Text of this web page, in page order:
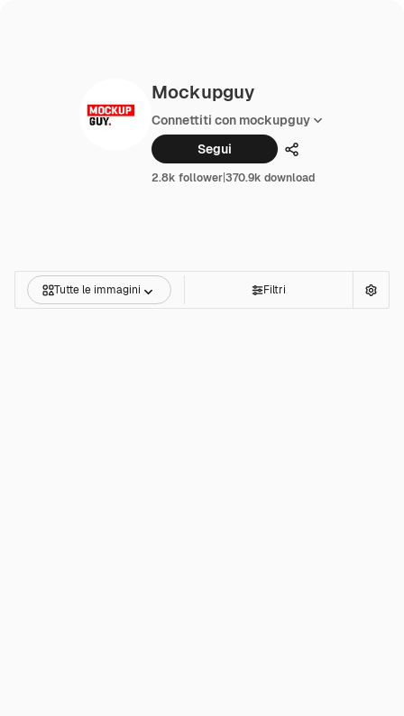
Mockupguy
Connettiti con mockupguy
Segui
Condividi
2.8k follower|370.9k download
Tutte le immagini Filtri